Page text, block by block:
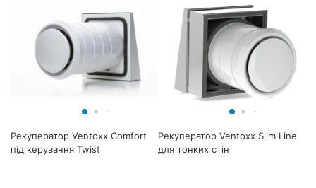
Рекуператор Ventoxx Comfort
під керування Twist
Рекуператор Ventoxx Slim Line
для тонких стін